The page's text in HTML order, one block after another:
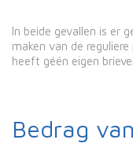
In beide gevallen is er
maken van de
heeft géén eigen
Bedrag